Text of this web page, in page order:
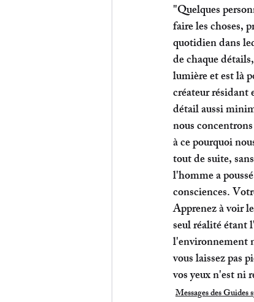
"Quelques
faire les choses,
quotidien dans
de chaque
lumière et est là
créateur résidant
détail aussi
nous
à ce pourquoi
tout de suite,
l'homme a
consciences.
Apprenez à voir
seul réalité étant
l'environnement
vous laissez pas
vos yeux n'est ni
Messages des Guides